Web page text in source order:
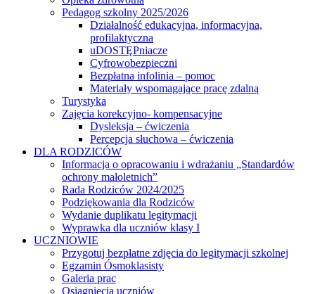
Pedagog szkolny 2025/2026
Działalność edukacyjna, informacyjna,
profilaktyczna
uDOSTĘPniacze
Cyfrowobezpieczni
Bezpłatna infolinia – pomoc
Materiały wspomagające pracę zdalną
Turystyka
Zajęcia korekcyjno- kompensacyjne
Dysleksja – ćwiczenia
Percepcja słuchowa – ćwiczenia
DLA RODZICÓW
Informacja o opracowaniu i wdrażaniu „Standardów
ochrony małoletnich”
Rada Rodziców 2024/2025
Podziękowania dla Rodziców
Wydanie duplikatu legitymacji
Wyprawka dla uczniów klasy I
UCZNIOWIE
Przygotuj bezpłatne zdjęcia do legitymacji szkolnej
Egzamin Ósmoklasisty
Galeria prac
Osiągnięcia uczniów